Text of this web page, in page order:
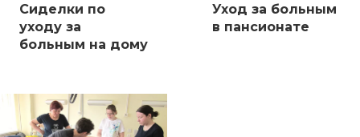
Сиделки по
уходу за
больным на дому
Уход за больным
в пансионате